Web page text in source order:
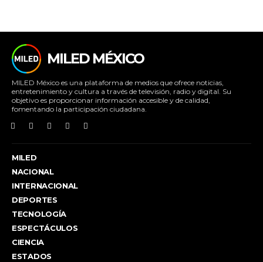
MILED MÉXICO
MILED México es una plataforma de medios que ofrece noticias,
entretenimiento y cultura a través de televisión, radio y digital. Su
objetivo es proporcionar información accesible y de calidad,
fomentando la participación ciudadana.
MILED
NACIONAL
INTERNACIONAL
DEPORTES
TECNOLOGÍA
ESPECTÁCULOS
CIENCIA
ESTADOS